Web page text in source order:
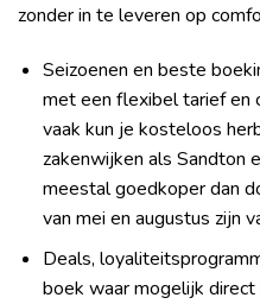
zonder in te leveren op
Seizoenen en beste
met een flexibel tarief en
vaak kun je kosteloos
zakenwijken als Sandton
meestal goedkoper dan
van mei en augustus zijn
Deals,
boek waar mogelijk